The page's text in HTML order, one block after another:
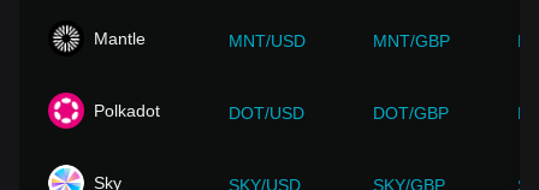
Mantle MNT/USD MNT/GBP
Polkadot DOT/USD DOT/GBP
Sky SKY/USD SKY/GBP